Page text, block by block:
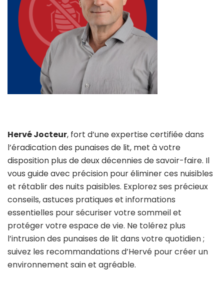
Hervé Jocteur, fort d’une expertise certifiée dans
l’éradication des punaises de lit, met à votre
disposition plus de deux décennies de savoir-faire. Il
vous guide avec précision pour éliminer ces nuisibles
et rétablir des nuits paisibles. Explorez ses précieux
conseils, astuces pratiques et informations
essentielles pour sécuriser votre sommeil et
protéger votre espace de vie. Ne tolérez plus
l’intrusion des punaises de lit dans votre quotidien ;
suivez les recommandations d’Hervé pour créer un
environnement sain et agréable.